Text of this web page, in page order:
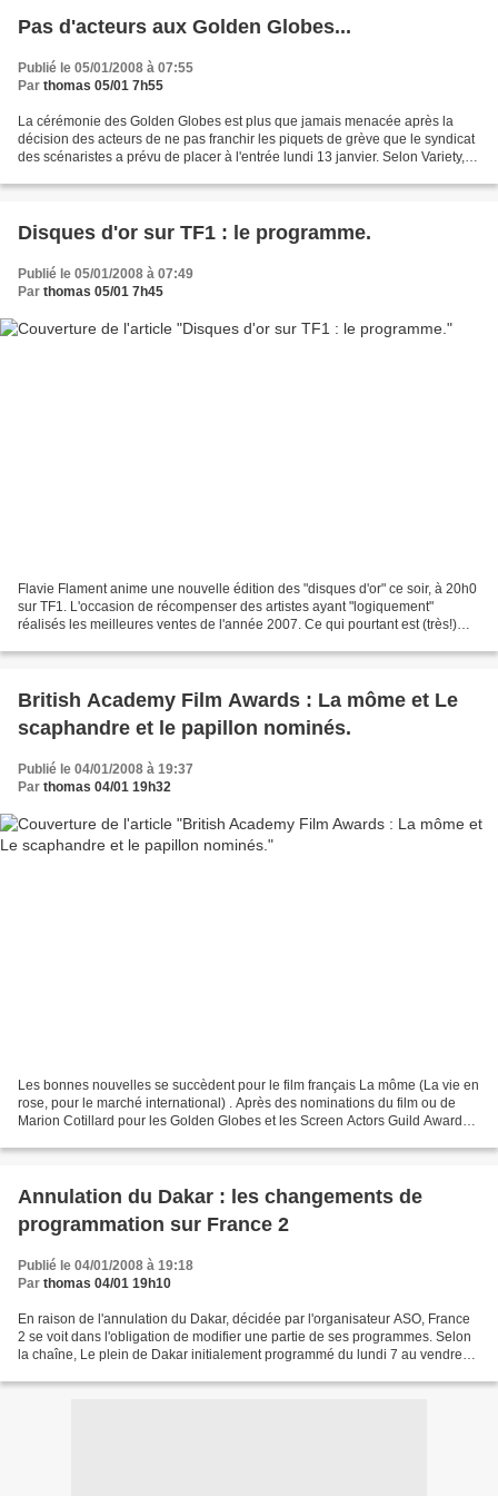
Pas d'acteurs aux Golden Globes...
Publié le 05/01/2008 à 07:55
Par thomas 05/01 7h55
La cérémonie des Golden Globes est plus que jamais menacée après la
décision des acteurs de ne pas franchir les piquets de grève que le syndicat
des scénaristes a prévu de placer à l'entrée lundi 13 janvier. Selon Variety, le
Disques d'or sur TF1 : le programme.
Publié le 05/01/2008 à 07:49
Par thomas 05/01 7h45
Flavie Flament anime une nouvelle édition des "disques d'or" ce soir, à 20h0
sur TF1. L'occasion de récompenser des artistes ayant "logiquement"
réalisés les meilleures ventes de l'année 2007. Ce qui pourtant est (très!)
British Academy Film Awards : La môme et Le
scaphandre et le papillon nominés.
Publié le 04/01/2008 à 19:37
Par thomas 04/01 19h32
Les bonnes nouvelles se succèdent pour le film français La môme (La vie en
rose, pour le marché international) . Après des nominations du film ou de
Marion Cotillard pour les Golden Globes et les Screen Actors Guild Awards
Annulation du Dakar : les changements de
programmation sur France 2
Publié le 04/01/2008 à 19:18
Par thomas 04/01 19h10
En raison de l'annulation du Dakar, décidée par l'organisateur ASO, France
2 se voit dans l'obligation de modifier une partie de ses programmes. Selon
la chaîne, Le plein de Dakar initialement programmé du lundi 7 au vendredi